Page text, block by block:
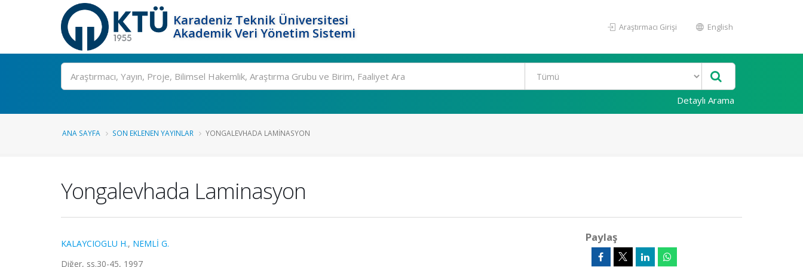
Karadeniz Teknik Üniversitesi
Akademik Veri Yönetim Sistemi
Araştırmacı Girişi English
Ara
Detaylı Arama
ANA SAYFA SON EKLENEN YAYINLAR YONGALEVHADA LAMINASYON
Yongalevhada Laminasyon
KALAYCIOGLU H., NEMLİ G.
Diğer, ss.30-45, 1997
Paylaş